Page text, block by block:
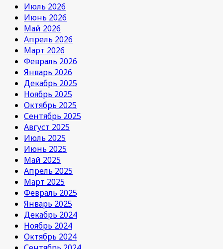
Июль 2026
Июнь 2026
Май 2026
Апрель 2026
Март 2026
Февраль 2026
Январь 2026
Декабрь 2025
Ноябрь 2025
Октябрь 2025
Сентябрь 2025
Август 2025
Июль 2025
Июнь 2025
Май 2025
Апрель 2025
Март 2025
Февраль 2025
Январь 2025
Декабрь 2024
Ноябрь 2024
Октябрь 2024